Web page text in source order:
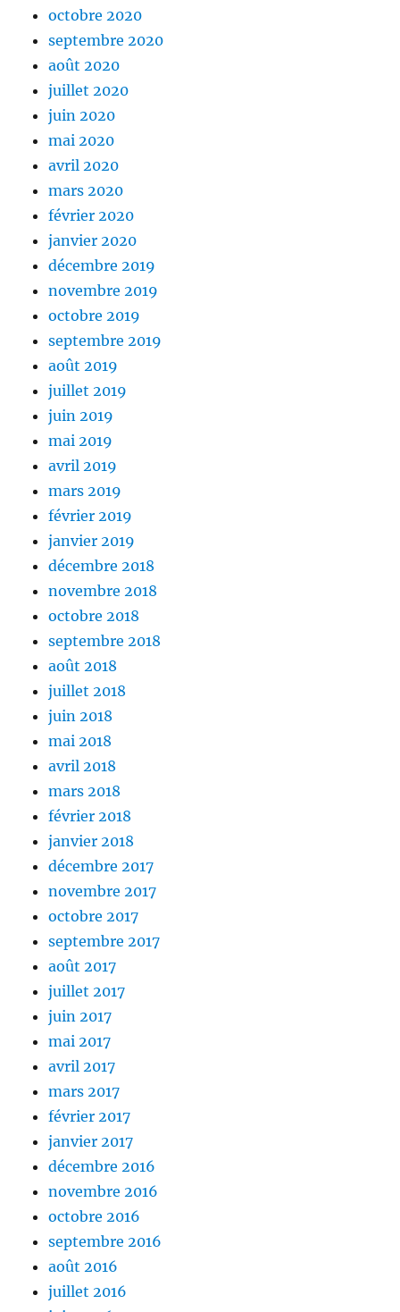
octobre 2020
septembre 2020
août 2020
juillet 2020
juin 2020
mai 2020
avril 2020
mars 2020
février 2020
janvier 2020
décembre 2019
novembre 2019
octobre 2019
septembre 2019
août 2019
juillet 2019
juin 2019
mai 2019
avril 2019
mars 2019
février 2019
janvier 2019
décembre 2018
novembre 2018
octobre 2018
septembre 2018
août 2018
juillet 2018
juin 2018
mai 2018
avril 2018
mars 2018
février 2018
janvier 2018
décembre 2017
novembre 2017
octobre 2017
septembre 2017
août 2017
juillet 2017
juin 2017
mai 2017
avril 2017
mars 2017
février 2017
janvier 2017
décembre 2016
novembre 2016
octobre 2016
septembre 2016
août 2016
juillet 2016